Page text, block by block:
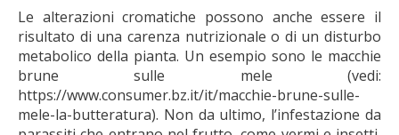
Le alterazioni cromatiche possono anche essere il
risultato di una carenza nutrizionale o di un disturbo
metabolico della pianta. Un esempio sono le macchie
brune sulle mele (vedi:
https://www.consumer.bz.it/it/macchie-brune-sulle-
mele-la-butteratura). Non da ultimo, l’infestazione da